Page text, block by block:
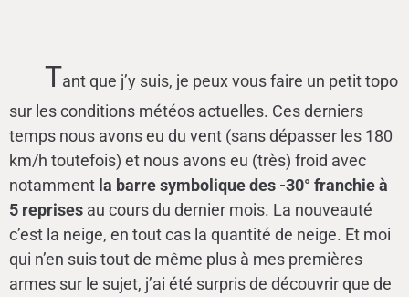
Tant que j’y suis, je peux vous faire un petit topo
sur les conditions météos actuelles. Ces derniers
temps nous avons eu du vent (sans dépasser les 180
km/h toutefois) et nous avons eu (très) froid avec
notamment la barre symbolique des -30° franchie à
5 reprises au cours du dernier mois. La nouveauté
c’est la neige, en tout cas la quantité de neige. Et moi
qui n’en suis tout de même plus à mes premières
armes sur le sujet, j’ai été surpris de découvrir que de